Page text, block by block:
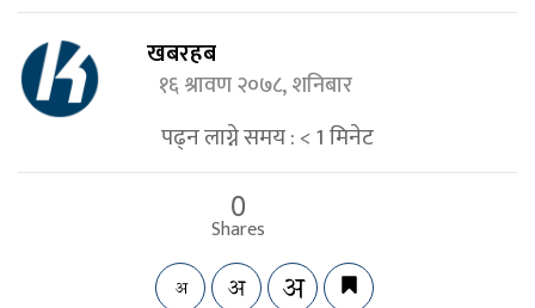
खबरहब
१६ श्रावण २०७८, शनिबार
पढ्न लाग्ने समय :< 1मिनेट
0
Shares